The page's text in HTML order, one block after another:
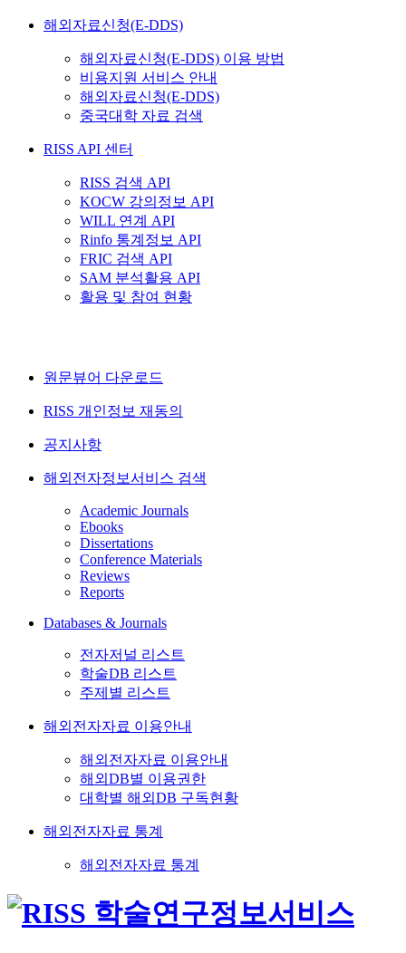
해외자료신청(E-DDS)
해외자료신청(E-DDS) 이용 방법
비용지원 서비스 안내
해외자료신청(E-DDS)
중국대학 자료 검색
RISS API 센터
RISS 검색 API
KOCW 강의정보 API
WILL 연계 API
Rinfo 통계정보 API
FRIC 검색 API
SAM 분석활용 API
활용 및 참여 현황
원문뷰어 다운로드
RISS 개인정보 재동의
공지사항
해외전자정보서비스 검색
Academic Journals
Ebooks
Dissertations
Conference Materials
Reviews
Reports
Databases & Journals
전자저널 리스트
학술DB 리스트
주제별 리스트
해외전자자료 이용안내
해외전자자료 이용안내
해외DB별 이용권한
대학별 해외DB 구독현황
해외전자자료 통계
해외전자자료 통계